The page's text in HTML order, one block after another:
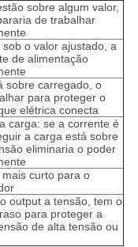
sobre algum valor,
de trabalhar
o valor ajustado, a
de alimentação
sobre carregado, o
para proteger o
elétrica conecta
carga: se a corrente é
a carga está sobre
eliminaria o poder
curto para o
output a tensão, tem o
para proteger a
de alta tensão ou